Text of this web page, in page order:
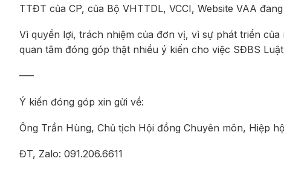
TTĐT của CP, của Bộ VHTTDL, VCCI, Website VAA
Vì quyền lợi, trách nhiệm của đơn vị, vì sự phát triển
quan tâm đóng góp thật nhiều ý kiến cho việc SĐBS
—–
Ý kiến đóng góp xin gửi về:
Ông Trần Hùng, Chủ tịch Hội đồng Chuyên môn, Hiệp
ĐT, Zalo: 091.206.6611